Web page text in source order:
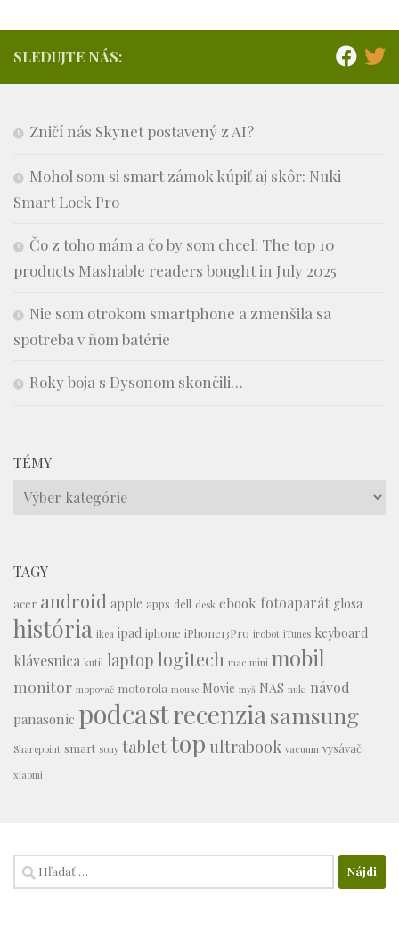
SLEDUJTE NÁS:
Zničí nás Skynet postavený z AI?
Mohol som si smart zámok kúpiť aj skôr: Nuki
Smart Lock Pro
Čo z toho mám a čo by som chcel: The top 10
products Mashable readers bought in July 2025
Nie som otrokom smartphone a zmenšila sa
spotreba v ňom batérie
Roky boja s Dysonom skončili…
TÉMY
Témy
TAGY
acer android apple apps dell desk ebook fotoaparát glosa
história ikea ipad iphone iPhone13Pro irobot iTunes keyboard
klávesnica kutil laptop logitech mac mini mobil
monitor mopovač motorola mouse Movie myš NAS nuki návod
panasonic podcastrecenziasamsung
Sharepoint smart sony tablettop ultrabook vacuum vysávač
xiaomi
Hľadať: